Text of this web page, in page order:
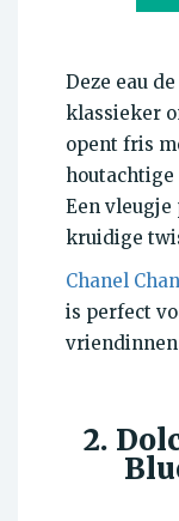
Deze eau
klassieker
opent fris
houtachtige
Een vleugje
kruidige
Chanel
is perfect
vriendinnen
2.